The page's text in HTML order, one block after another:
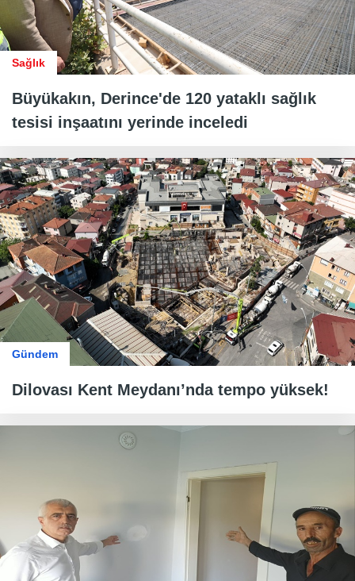
Sağlık
Büyükakın, Derince'de 120 yataklı sağlık
tesisi inşaatını yerinde inceledi
Gündem
Dilovası Kent Meydanı’nda tempo yüksek!